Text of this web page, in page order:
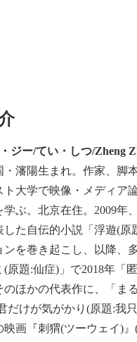
ジー/てい・しつ/Zheng
・瀋陽生まれ。作家、脚
大学で映像・メディア
学ぶ。北京在住。2009年
した自伝的小説「浮遊(原
ンを巻き起こし、以降、
(原題:仙症)」で2018年「
のほかの代表作に、「ま
だけが気がかり(原題:我
映画『刺猬(ツーウェイ)